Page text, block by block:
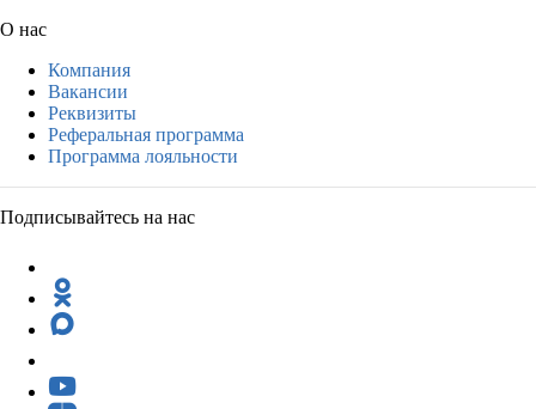
О нас
Компания
Вакансии
Реквизиты
Реферальная программа
Программа лояльности
Подписывайтесь на нас